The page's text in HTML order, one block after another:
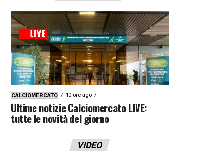
CALCIOMERCATO 10 ore ago
Ultime notizie Calciomercato LIVE:
tutte le novità del giorno
VIDEO